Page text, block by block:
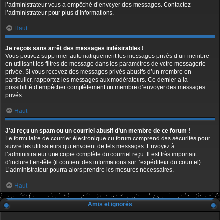
l’administrateur vous a empêché d’envoyer des messages. Contactez
l’administrateur pour plus d’informations.
Haut
Je reçois sans arrêt des messages indésirables !
Vous pouvez supprimer automatiquement les messages privés d’un membre
en utilisant les filtres de message dans les paramètres de votre messagerie
privée. Si vous recevez des messages privés abusifs d’un membre en
particulier, rapportez les messages aux modérateurs. Ce dernier a la
possibilité d’empêcher complètement un membre d’envoyer des messages
privés.
Haut
J’ai reçu un spam ou un courriel abusif d’un membre de ce forum !
Le formulaire de courrier électronique du forum comprend des sécurités pour
suivre les utilisateurs qui envoient de tels messages. Envoyez à
l’administrateur une copie complète du courriel reçu. Il est très important
d’inclure l’en-tête (il contient des informations sur l’expéditeur du courriel).
L’administrateur pourra alors prendre les mesures nécessaires.
Haut
Amis et ignorés